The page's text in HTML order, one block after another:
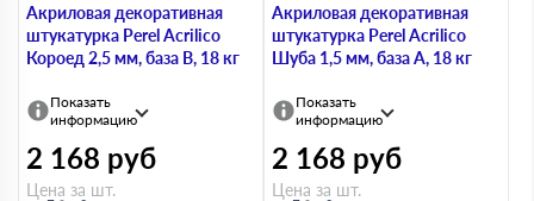
Акриловая декоративная
штукатурка Perel Acrilico
Короед 2,5 мм, база В, 18 кг
Показать
информацию
2 168 руб
Цена за шт.
Акриловая декоративная
штукатурка Perel Acrilico
Шуба 1,5 мм, база А, 18 кг
Показать
информацию
2 168 руб
Цена за шт.